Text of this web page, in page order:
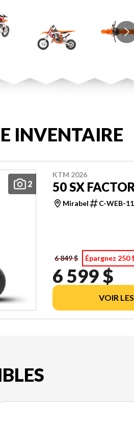
INVENTAIRE
2
KTM 2026
50 SX
Mirabel C-WEB-
6 849 $ Épargnez 250
6 599 $
VOIR